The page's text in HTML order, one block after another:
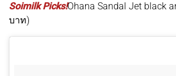
Soimilk Picks!Ohana Sandal Jet black
บาท)